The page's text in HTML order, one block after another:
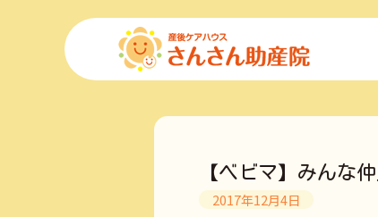
【ベビマ】みんな
2017年12月4日